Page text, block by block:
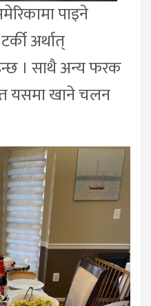
पाइने
अर्थात्
। साथै अन्य फरक
यसमा खाने चलन